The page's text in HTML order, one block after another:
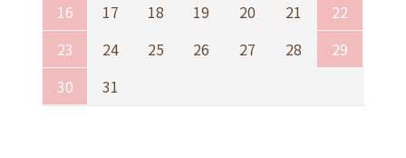
16
17 18 19 20 21
22
23
24 25 26 27 28
29
30
31